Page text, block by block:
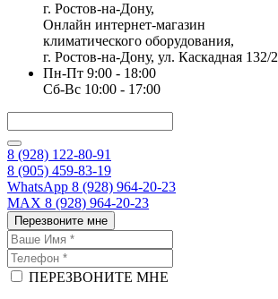
г. Ростов-на-Дону,
Онлайн интернет-магазин
климатического оборудования,
г. Ростов-на-Дону, ул. Каскадная 132/2
Пн-Пт 9:00 - 18:00
Сб-Вс 10:00 - 17:00
8 (928) 122-80-91
8 (905) 459-83-19
WhatsApp 8 (928) 964-20-23
MAX 8 (928) 964-20-23
Перезвоните мне
ПЕРЕЗВОНИТЕ МНЕ